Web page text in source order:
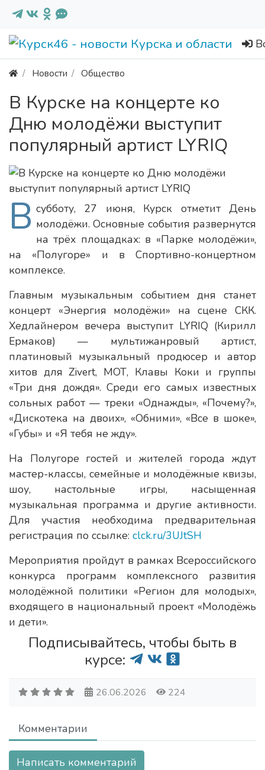
Новости Общество
В Курске на концерте ко
Дню молодёжи выступит
популярный артист LYRIQ
В субботу, 27 июня, Курск отметит День
молодёжи. Основные события развернутся
на трёх площадках: в «Парке молодёжи»,
на «Полугоре» и в Спортивно-концертном
комплексе.
Главным музыкальным событием дня станет
концерт «Энергия молодёжи» на сцене СКК.
Хедлайнером вечера выступит LYRIQ (Кирилл
Ермаков) — мультижанровый артист,
платиновый музыкальный продюсер и автор
хитов для Zivert, МОТ, Клавы Коки и группы
«Три дня дождя». Среди его самых известных
сольных работ — треки «Однажды», «Почему?»,
«Дискотека на двоих», «Обними», «Все в шоке»,
«Губы» и «Я тебя не жду».
На Полугоре гостей и жителей города ждут
мастер-классы, семейные и молодёжные квизы,
шоу, настольные игры, насыщенная
музыкальная программа и другие активности.
Для участия необходима предварительная
регистрация по ссылке: clck.ru/3UJtSH
Мероприятия пройдут в рамках Всероссийского
конкурса программ комплексного развития
молодёжной политики «Регион для молодых»,
входящего в национальный проект «Молодёжь
и дети».
Подписывайтесь, чтобы быть в
курсе:
26.06.2026 224
Комментарии
Написать комментарий